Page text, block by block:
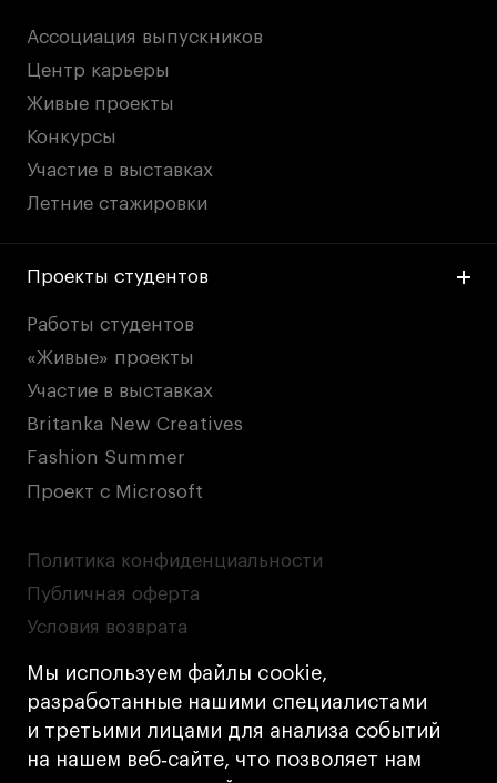
Мы используем файлы cookie,
разработанные нашими специалистами
и третьими лицами для анализа событий
на нашем веб‑сайте, что позволяет нам
Ассоциация выпускников
Центр карьеры
Живые проекты
Конкурсы
Участие в выставках
Летние стажировки
Проекты студентов
Работы студентов
«Живые» проекты
Участие в выставках
Britanka New Creatives
Fashion Summer
Проект с Microsoft
Политика конфиденциальности
Публичная оферта
Условия возврата
Кредит на образование с господдержкой
Лицензия на осуществление образовательной
деятельности АНО ВО «Универсальный
Университет»
Карта сайта